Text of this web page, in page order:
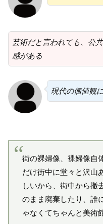
芸術だと言われても、公
感がある
現代の価値観
街の裸婦像、裸婦像自
だけ街中に堂々と沢山
しいから、街中から撤
のまま廃棄したり、誰
ゃなくてちゃんと美術